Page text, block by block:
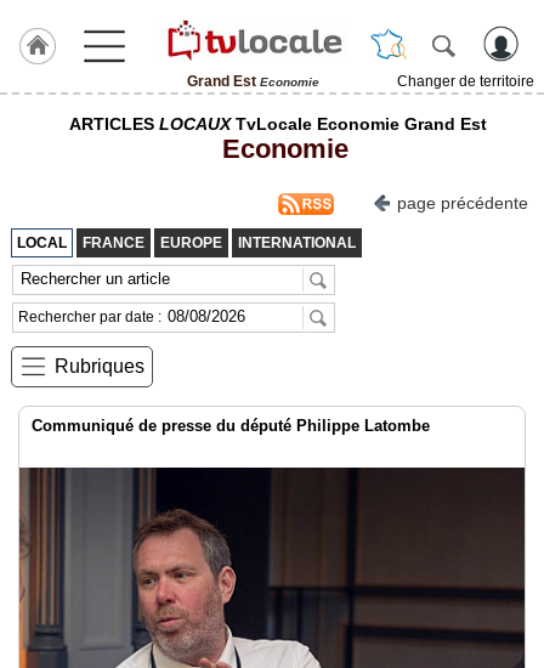
Grand Est Economie
Changer de territoire
Est
TvLocale
France
Accueil
RUBRIQUES
Agenda
Gazette
Vidéos
Médias
du
groupe
ARTICLES LOCAUXTvLocale Economie Grand Est
Economie
page précédente
LOCAL FRANCE EUROPE INTERNATIONAL
Rechercher par date :
Rubriques
Communiqué de presse du député Philippe Latombe